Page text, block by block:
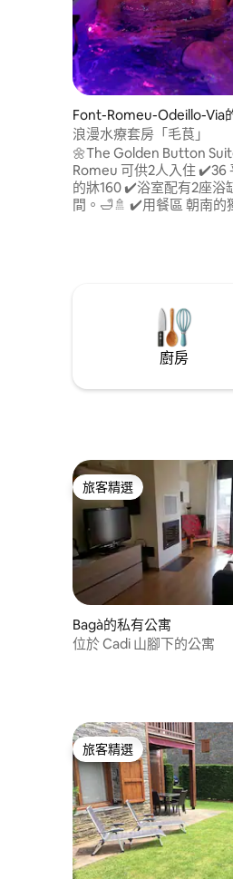
Font-Romeu-Odeillo-Via
用套房
浪漫水療套房「毛茛」
🌼The Golden Button
Romeu 可供2人入住 ✔️36 平方公尺 ✔️️舒適
的牀160 ✔️浴室配有2座浴
間。🛁🚿 ✔️用餐區 朝南的獨立✔️️露臺20平
廚房
旅客精選
旅客精選
Bagà的私有公寓
位於 Cadi 山腳下的公寓
旅客精選
旅客精選